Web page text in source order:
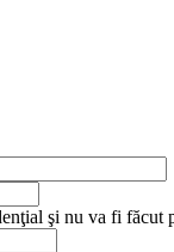
şi nu va fi făcut